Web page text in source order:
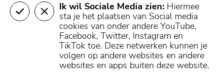
404 - Pagina niet
gevonden
De pagina die je hebt opgevraagd is helaas niet
Ik wil Sociale Media zien: Hiermee
sta je het plaatsen van Social media
cookies van onder andere YouTube,
Facebook, Twitter, Instagram en
TikTok toe. Deze netwerken kunnen je
volgen op andere websites en andere
websites en apps buiten deze website.